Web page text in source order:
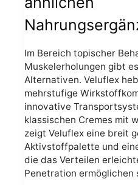
Im Bereich topischer
Muskelerholungen gibt
Alternativen. Veluflex
mehrstufige
innovative
klassischen Cremes mit
zeigt Veluflex eine breit
Aktivstoffpalette und
die das Verteilen
Penetration ermöglichen